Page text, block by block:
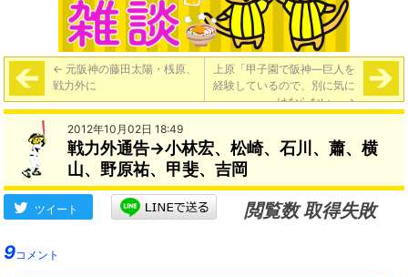
← 元阪神の藤田太陽・桟原、
戦力外に
上原「甲子園で阪神―巨人を
経験しているので、別に気に
はならない」→
2012年10月02日 18:49
戦力外通告→小林宏、松崎、石川、蕭、横
山、野原祐、甲斐、吉岡
ツイート
閲覧数 取得失敗
9コメント